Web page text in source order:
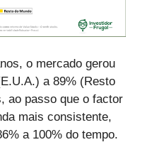
o mercado gerou
a 89% (Resto
ao passo que o factor
mais consistente,
a 100% do tempo.